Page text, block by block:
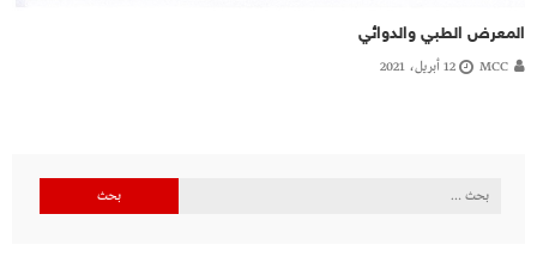
المعرض الطبي والدوائي
MCC 12 أبريل، 2021
البحث